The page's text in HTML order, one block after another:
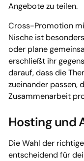
Angebote zu teilen.
Cross-Promotion
Nische ist
oder plane
erschließt ihr
darauf, dass die
zueinander passen,
Zusammenarbeit
Hosting und
Die Wahl der
entscheidend für